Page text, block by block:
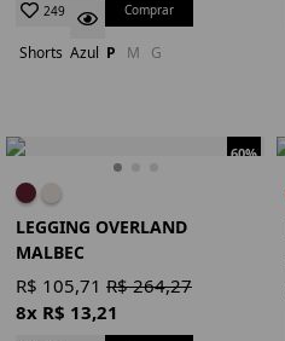
249 Comprar
Shorts Azul P M G
60%
LEGGING OVERLAND
MALBEC
R$ 105,71 R$ 264,27
8x R$ 13,21